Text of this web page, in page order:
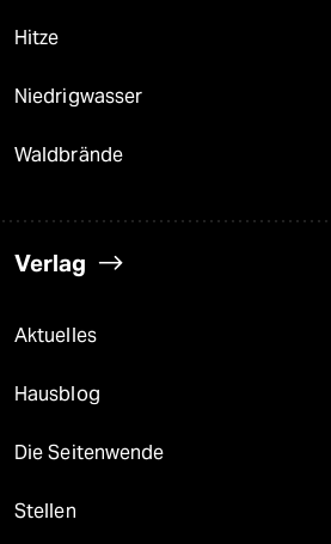
Hitze
Niedrigwasser
Waldbrände
Verlag
Aktuelles
Hausblog
Die Seitenwende
Stellen